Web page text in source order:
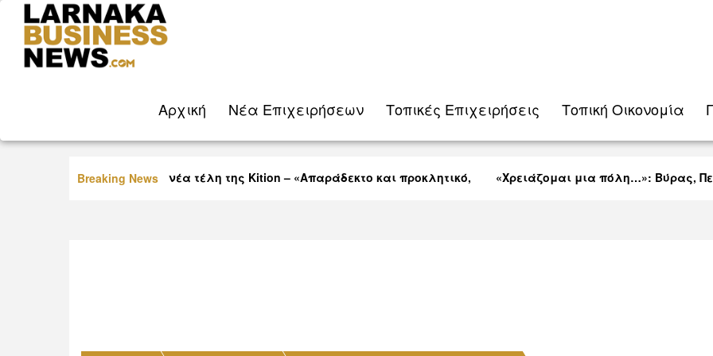
Aρχική Νέα Eπιχειρήσεων Τοπικές Eπιχειρήσεις Τοπική Οικονομία
Breaking News
Οργή Βύρα για τα νέα τέλη της Kition – «Απαράδεκτο και προκλητικό,
«Χρειάζομαι μια πόλη…»: Βύρας,